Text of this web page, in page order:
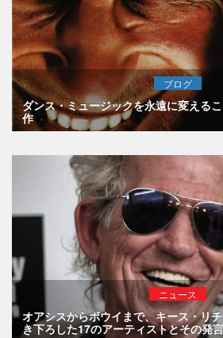
ブログ
ダンス・ミュージックを永遠に変える
作
ニュース
オアシスからボウイまで、キース・リ
き下ろした17のアーティストとその発言